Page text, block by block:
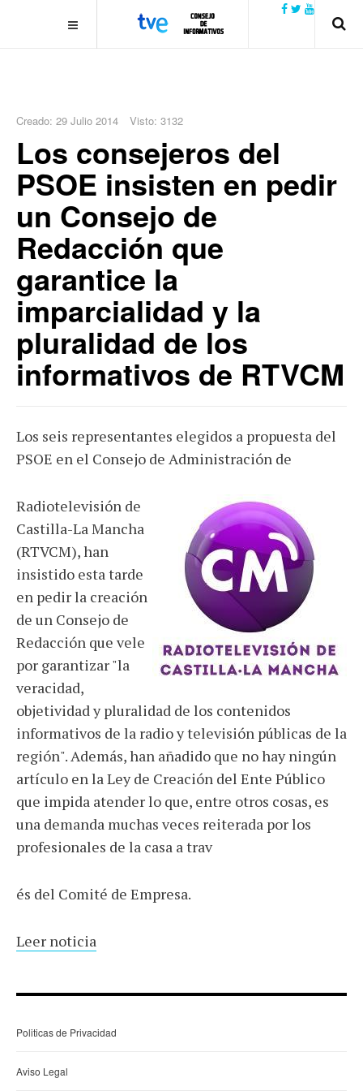
.plain-style .box-contact.box-bg { background: #0445b9
url('../../images/contact.png') 0 0 no-repeat; color: #eaeaea; padding:
Creado: 29 Julio 2014 Visto: 3132
Los consejeros del
PSOE insisten en pedir
un Consejo de
Redacción que
garantice la
imparcialidad y la
pluralidad de los
informativos de RTVCM
Los seis representantes elegidos a propuesta del
PSOE en el Consejo de Administración de
Radiotelevisión de
Castilla-La Mancha
(RTVCM), han
insistido esta tarde
en pedir la creación
de un Consejo de
Redacción que vele
por garantizar "la
veracidad,
objetividad y pluralidad de los contenidos
informativos de la radio y televisión públicas de la
región". Además, han añadido que no hay ningún
artículo en la Ley de Creación del Ente Público
que impida atender lo que, entre otros cosas, es
una demanda muchas veces reiterada por los
profesionales de la casa a trav
és del Comité de Empresa.
Leer noticia
Politicas de Privacidad
Aviso Legal